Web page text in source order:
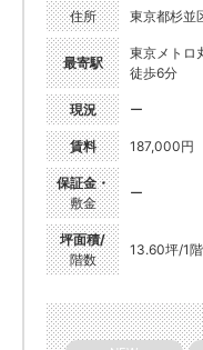
住所 東京都杉並
最寄駅
東京メトロ
徒歩6分
現況 ー
賃料 187,000円
保証金・
敷金
ー
坪面積/
階数
13.60坪/1階